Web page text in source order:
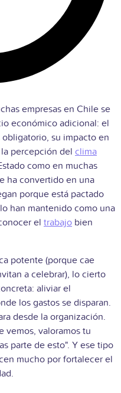
empresas en Chile se
económico adicional: el
su impacto en
percepción del clima
como en muchas
ha convertido en una
porque está pactado
han mantenido como una
el trabajo bien
potente (porque cae
a celebrar), lo cierto
aliviar el
los gastos se disparan.
desde la organización.
vemos, valoramos tu
parte de esto". Y ese tipo
mucho por fortalecer el